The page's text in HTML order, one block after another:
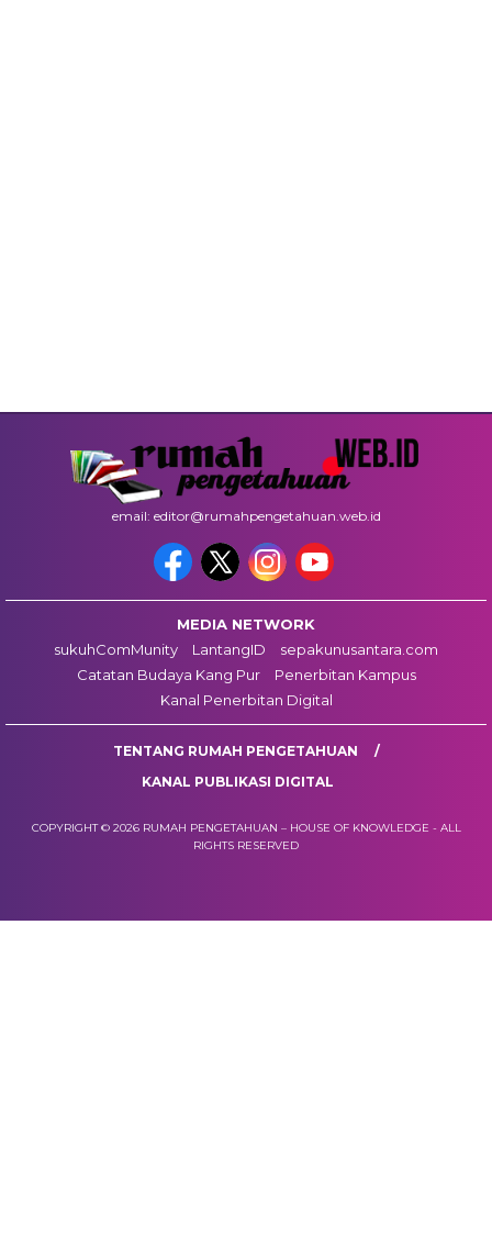
email: editor@rumahpengetahuan.web.id
MEDIA NETWORK
sukuhComMunity
LantangID
sepakunusantara.com
Catatan Budaya Kang Pur
Penerbitan Kampus
Kanal Penerbitan Digital
TENTANG RUMAH PENGETAHUAN
KANAL PUBLIKASI DIGITAL
COPYRIGHT © 2026 RUMAH PENGETAHUAN – HOUSE OF KNOWLEDGE - ALL
RIGHTS RESERVED